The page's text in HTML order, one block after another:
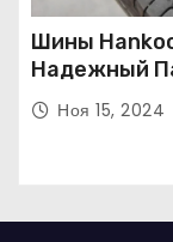
Шины
Надежный
Ноя 15, 2024